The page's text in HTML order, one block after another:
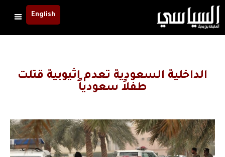
English
الداخلية السعودية تعدم إثيوبية قتلت
طفلاً سعودياً